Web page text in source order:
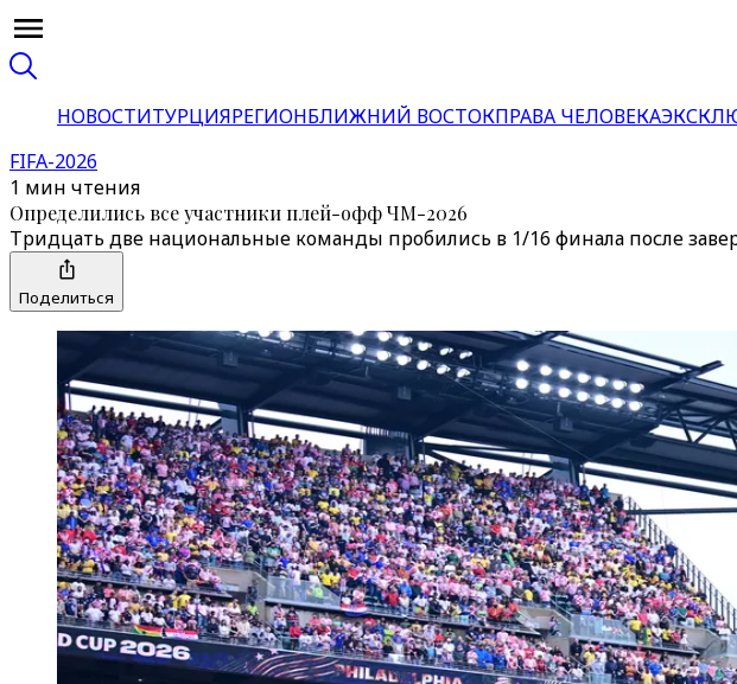
НОВОСТИТУРЦИЯРЕГИОНБЛИЖНИЙ ВОСТОКПРАВА ЧЕЛОВЕКА
FIFA-2026
1 мин чтения
Определились все участники плей-офф ЧМ-2026
Тридцать две национальные команды пробились в 1/16 финала после
Поделиться